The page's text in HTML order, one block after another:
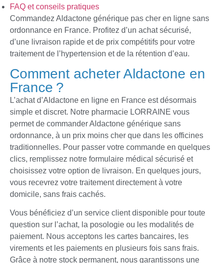
FAQ et conseils pratiques
Commandez Aldactone générique pas cher en ligne sans
ordonnance en France. Profitez d’un achat sécurisé,
d’une livraison rapide et de prix compétitifs pour votre
traitement de l’hypertension et de la rétention d’eau.
Comment acheter Aldactone en
France ?
L’achat d’Aldactone en ligne en France est désormais
simple et discret. Notre pharmacie LORRAINE vous
permet de commander Aldactone générique sans
ordonnance, à un prix moins cher que dans les officines
traditionnelles. Pour passer votre commande en quelques
clics, remplissez notre formulaire médical sécurisé et
choisissez votre option de livraison. En quelques jours,
vous recevrez votre traitement directement à votre
domicile, sans frais cachés.
Vous bénéficiez d’un service client disponible pour toute
question sur l’achat, la posologie ou les modalités de
paiement. Nous acceptons les cartes bancaires, les
virements et les paiements en plusieurs fois sans frais.
Grâce à notre stock permanent, nous garantissons une